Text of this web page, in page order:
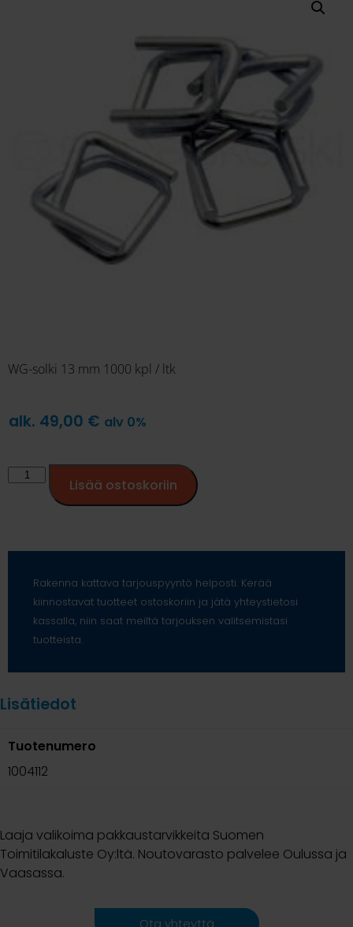
WG-solki 13 mm 1000 kpl / ltk
alk. 49,00 € alv 0%
Lisää ostoskoriin
Rakenna kattava tarjouspyyntö helposti. Kerää
kiinnostavat tuotteet ostoskoriin ja jätä yhteystietosi
kassalla, niin saat meiltä tarjouksen valitsemistasi
tuotteista.
Lisätiedot
Tuotenumero
1004112
Laaja valikoima pakkaustarvikkeita Suomen
Toimitilakaluste Oy:ltä. Noutovarasto palvelee Oulussa ja
Vaasassa.
Ota yhteyttä